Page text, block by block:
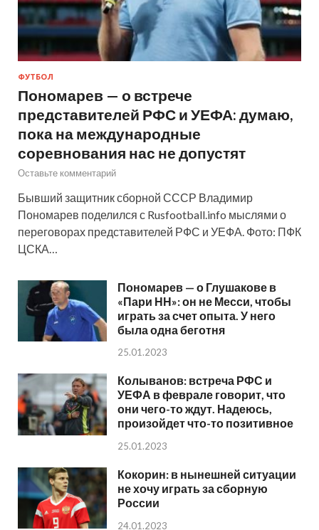
ФУТБОЛ
Пономарев — о встрече
представителей РФС и УЕФА: думаю,
пока на международные
соревнования нас не допустят
Оставьте комментарий
Бывший защитник сборной СССР Владимир
Пономарев поделился с Rusfootball.info мыслями о
переговорах представителей РФС и УЕФА. Фото: ПФК
ЦСКА…
Пономарев — о Глушакове в
«Пари НН»: он не Месси, чтобы
играть за счет опыта. У него
была одна беготня
25.01.2023
Колыванов: встреча РФС и
УЕФА в феврале говорит, что
они чего-то ждут. Надеюсь,
произойдет что-то позитивное
25.01.2023
Кокорин: в нынешней ситуации
не хочу играть за сборную
России
24.01.2023